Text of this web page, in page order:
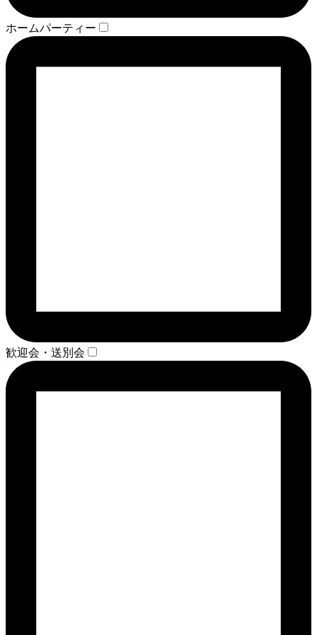
ホームパーティー
歓迎会・送別会